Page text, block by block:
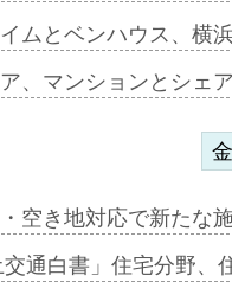
ムとベンハウス、横
、マンションとシェ
空き地対応で新たな
交通白書」住宅分野